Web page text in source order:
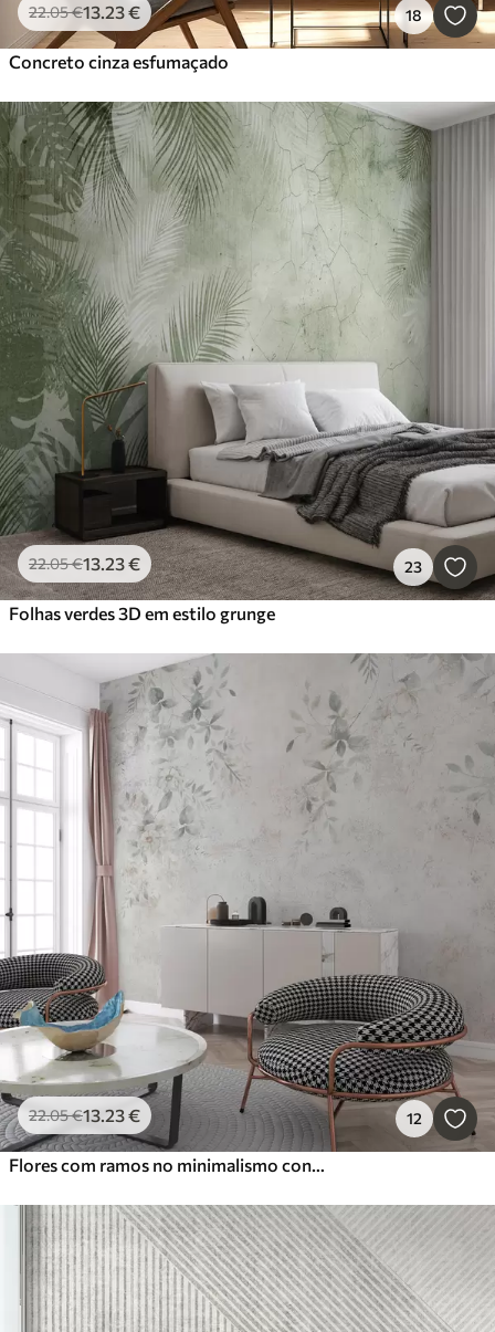
22.05€13.23€ 18
Concreto cinza esfumaçado
22.05€13.23€ 23
Folhas verdes 3D em estilo grunge
22.05€13.23€ 12
Flores com ramos no minimalismo concreto do fundo do grunge